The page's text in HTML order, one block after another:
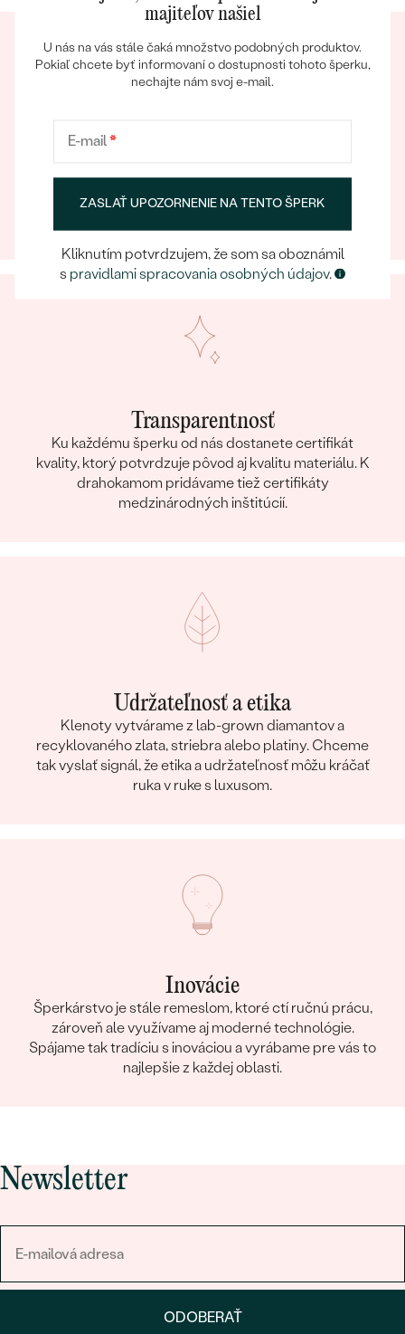
Bestsellery
OBJAVIŤ
Pri nakupovaní online aj osobne sa môžete spoľahnúť
na náš tím, ktorý sa postará o to, aby už samotný
Transparentnosť
Ku každému šperku od nás dostanete certifikát
kvality, ktorý potvrdzuje pôvod aj kvalitu materiálu. K
drahokamom pridávame tiež certifikáty
medzinárodných inštitúcií.
Udržateľnosť a etika
Klenoty vytvárame z lab-grown diamantov a
recyklovaného zlata, striebra alebo platiny. Chceme
tak vyslať signál, že etika a udržateľnosť môžu kráčať
ruka v ruke s luxusom.
Inovácie
Šperkárstvo je stále remeslom, ktoré ctí ručnú prácu,
zároveň ale využívame aj moderné technológie.
Spájame tak tradíciu s inováciou a vyrábame pre vás to
najlepšie z každej oblasti.
Newsletter
ODOBERAŤ
majiteľov našiel
U nás na vás stále čaká množstvo podobných produktov.
Pokiaľ chcete byť informovaní o dostupnosti tohoto šperku,
nechajte nám svoj e-mail.
E-mail*
ZASLAŤ UPOZORNENIE NA TENTO ŠPERK
Kliknutím potvrdzujem, že som sa oboznámil
s pravidlami spracovania osobných údajov.